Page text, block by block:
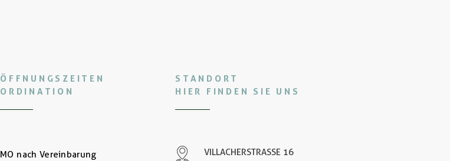
ÖFFNUNGSZEITEN
ORDINATION
MO nach Vereinbarung
STANDORT
HIER FINDEN SIE UNS
VILLACHERSTRASSE 16